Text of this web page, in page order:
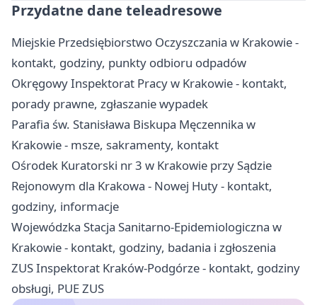
Przydatne dane teleadresowe
Miejskie Przedsiębiorstwo Oczyszczania w Krakowie -
kontakt, godziny, punkty odbioru odpadów
Okręgowy Inspektorat Pracy w Krakowie - kontakt,
porady prawne, zgłaszanie wypadek
Parafia św. Stanisława Biskupa Męczennika w
Krakowie - msze, sakramenty, kontakt
Ośrodek Kuratorski nr 3 w Krakowie przy Sądzie
Rejonowym dla Krakowa - Nowej Huty - kontakt,
godziny, informacje
Wojewódzka Stacja Sanitarno-Epidemiologiczna w
Krakowie - kontakt, godziny, badania i zgłoszenia
ZUS Inspektorat Kraków-Podgórze - kontakt, godziny
obsługi, PUE ZUS